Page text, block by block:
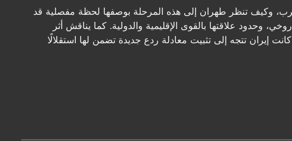
وكيف تنظر طهران إلى هذه المرحلة بوصفها لحظة مفصلية قد
وحدود علاقتها بالقوى الإقليمية والدولية. كما يناقش أثر
إيران تتجه إلى تثبيت معادلة ردع جديدة تضمن لها استقلالًا